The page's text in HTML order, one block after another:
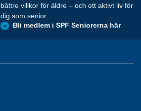
bättre villkor för äldre – och ett aktivt liv för
dig som senior.
Bli medlem i SPF Seniorerna här